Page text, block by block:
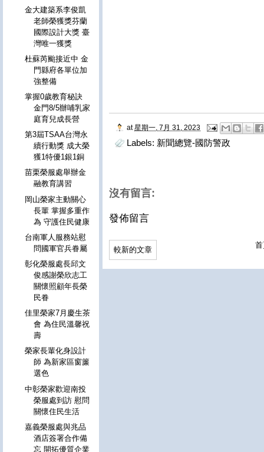
at 星期一, 7月 31, 2023
Labels: 新聞總覽-國防警政
沒有留言:
發佈留言
較新的文章
金大建築系李俊凱
老師榮獲獎芬蘭
國際設計大獎 臺
灣唯一獲獎
杜蘇芮颱接近中 金
門縣府各單位加
強整備
掌握0歲教育秘訣
金門8/5辦哺乳家
庭育兒成長營
第3屆TSAA台灣永
續行動獎 成大榮
獲1特優1銀1銅
苗栗榮服處舉辦金
融教育講習
岡山榮家主動關心
長輩 掌握多重作
為 守護住民健康
台南軍人服務站慰
問國軍官兵眷屬
彰化榮服處長邱文
俊感謝榮欣志工
關懷照顧年長榮
民眷
佳里榮家7月慶生茶
會 為住民溫馨祝
壽
榮家長輩化身設計
師 為新家區窗簾
選色
中彰榮家歡迎南投
榮服處到訪 慰問
關懷住民生活
嘉義榮服處與兆品
酒店簽署合作備
忘 開拓優質企業